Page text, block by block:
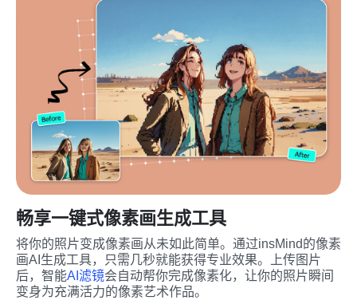
畅享一键式像素画生成工具
将你的照片变成像素画从未如此简单。通过insMind的像素
画AI生成工具，只需几秒就能获得专业效果。上传图片
后，智能AI滤镜会自动帮你完成像素化，让你的照片瞬间
变身为充满活力的像素艺术作品。